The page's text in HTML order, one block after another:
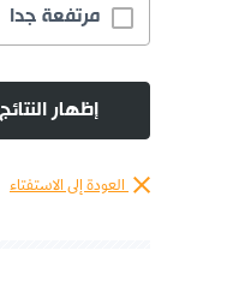
مرتفعة جدا
إظهار النتائج
العودة إلى الاستفتاء